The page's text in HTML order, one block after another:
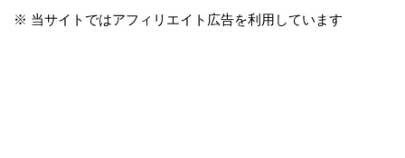
※ 当サイトではアフィリエイト広告を利用しています